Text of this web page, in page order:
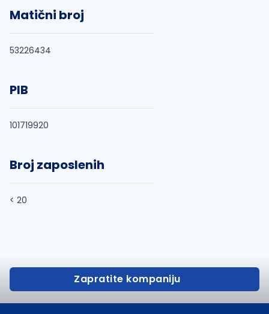
Matični broj
53226434
PIB
101719920
Broj zaposlenih
< 20
Zapratite kompaniju